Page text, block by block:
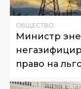
ОБЩЕСТВО
Министр
право на